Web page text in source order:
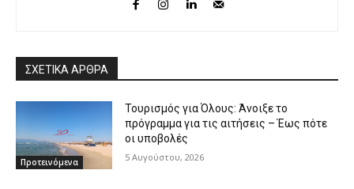
ΣΧΕΤΙΚΑ ΑΡΘΡΑ
Προτεινόμενα
Τουρισμός για Όλους: Άνοιξε το
πρόγραμμα για τις αιτήσεις – Έως πότε
οι υποβολές
5 Αυγούστου, 2026